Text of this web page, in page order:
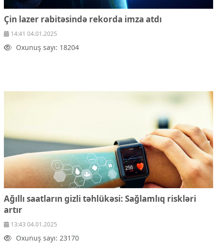
Çin lazer rabitəsində rekorda imza atdı
14:41 04.01.2025
Oxunuş sayı: 18204
Ağıllı saatların gizli təhlükəsi: Sağlamlıq riskləri
artır
13:43 04.01.2025
Oxunuş sayı: 23170